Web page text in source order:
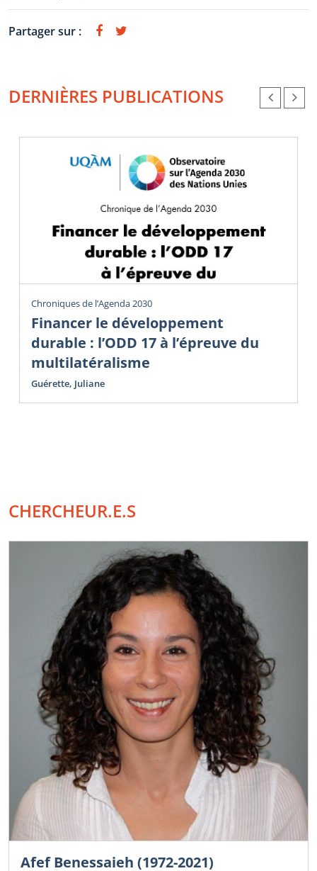
Partager sur :
DERNIÈRES PUBLICATIONS
Chroniques de l’Agenda 2030
Financer le développement
durable : l’ODD 17 à l’épreuve du
multilatéralisme
Guérette, Juliane
CHERCHEUR.E.S
Afef Benessaieh (1972-2021)